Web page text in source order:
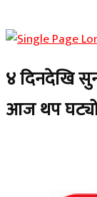
४ दिनदेखि
आज थप